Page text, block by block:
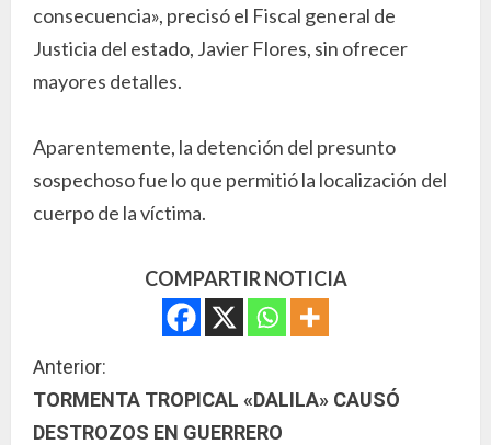
consecuencia», precisó el Fiscal general de
Justicia del estado, Javier Flores, sin ofrecer
mayores detalles.
Aparentemente, la detención del presunto
sospechoso fue lo que permitió la localización del
cuerpo de la víctima.
COMPARTIR NOTICIA
S
i
Anterior:
TORMENTA TROPICAL «DALILA» CAUSÓ
DESTROZOS EN GUERRERO